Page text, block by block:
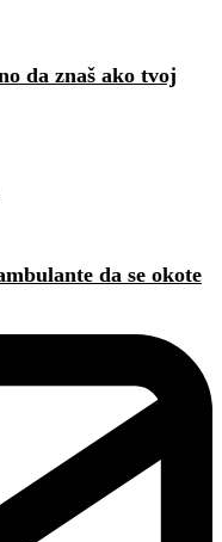
da znaš ako tvoj
da se okote